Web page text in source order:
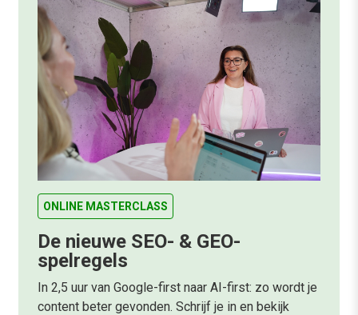
ONLINE MASTERCLASS
De nieuwe SEO- & GEO-
spelregels
In 2,5 uur van Google-first naar AI-first: zo wordt je
content beter gevonden. Schrijf je in en bekijk